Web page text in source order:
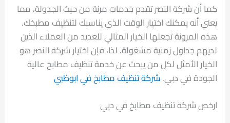
كما أن شركة النصر تقدم خدمات مرنة من حيث الجدولة، مما
يعني أنه يمكنك اختيار الوقت الذي يناسبك لتنظيف مطبخك.
هذه المرونة تجعلها الخيار المثالي للعديد من العملاء الذين
لديهم جداول زمنية مشغولة. لذا، فإن اختيار شركة النصر هو
الخيار الأمثل لكل من يبحث عن خدمة تنظيف مطابخ عالية
الجودة في دبي. شركة تنظيف مطابخ في ابوظبي
ارخص شركة تنظيف مطابخ في دبي